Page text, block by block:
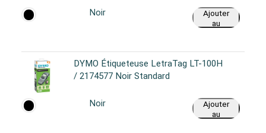
Noir
Ajouter
au
DYMO Étiqueteuse LetraTag LT-100H
/ 2174577 Noir Standard
Noir
Ajouter
au